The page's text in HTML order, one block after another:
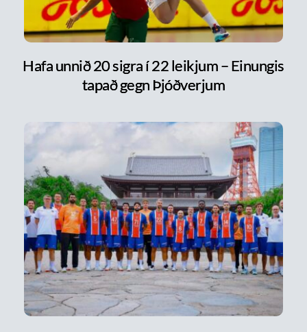
Hafa unnið 20 sigra í 22 leikjum – Einungis
tapað gegn Þjóðverjum